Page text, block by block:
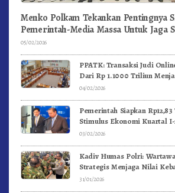
Menko Polkam Tekankan Pentingnya
Pemerintah-Media Massa Untuk Jaga
05/02/2026
PPATK: Transaksi Judi
Dari Rp 1.1000 Triliun
04/02/2026
Pemerintah Siapkan
Stimulus Ekonomi Kuartal I-
03/02/2026
Kadiv Humas Polri:
Strategis Menjaga Nilai
dan NKRI
31/01/2026